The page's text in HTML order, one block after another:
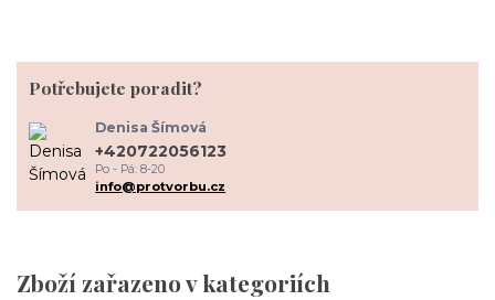
Zboží zařazeno v kategoriích
Potřebujete poradit?
Denisa Šímová
+420722056123
Po - Pá: 8-20
info@protvorbu.cz